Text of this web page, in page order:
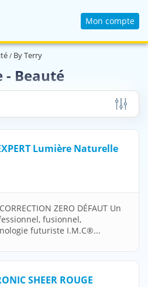
Mon compte
By Terry
- Beauté
Lumière Naturelle
ZERO DÉFAUT Un
fusionnel,
futuriste I.M.C®...
SHEER ROUGE